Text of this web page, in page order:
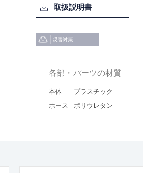
取扱説明書
災害対策
各部・パーツの材質
本体
プラスチック
ホース
ポリウレタン